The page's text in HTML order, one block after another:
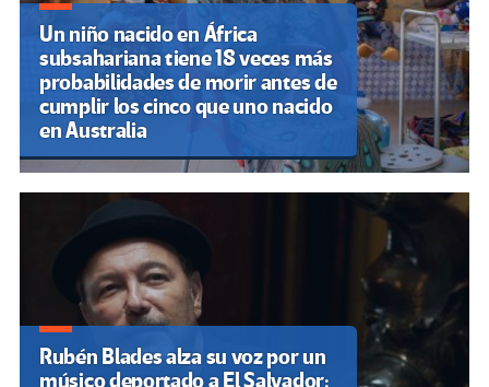
Un niño nacido en África
subsahariana tiene 18 veces más
probabilidades de morir antes de
cumplir los cinco que uno nacido
en Australia
Rubén Blades alza su voz por un
músico deportado a El Salvador: